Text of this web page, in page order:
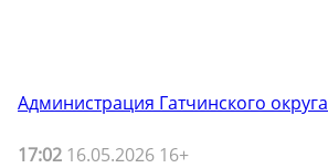
Администрация Гатчинского округа
17:02 16.05.2026 16+